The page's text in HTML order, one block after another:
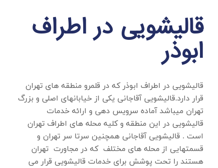
قالیشویی در اطراف
ابوذر
قالیشویی در اطراف ابوذرکه در قلمرو منطقه های تهران
قرار دارد.قالیشویی آقاجانی یکی از خیابانهای اصلی و بزرگ
تهران میباشد آماده سرویس دهی و ارائه خدمات
قالیشویی در این منطقه و کلیه محله های اطراف تهران
است . قالیشویی آقاجانی همچنین سرتا سر تهران و
قسمتهایی از محله های مختلف که در مجاورت تهران
هستند را تحت پوشش برای خدمات قالیشویی قرار می